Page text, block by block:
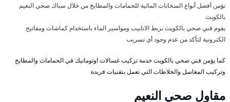
نؤمن أفضل أنواع السخانات المائية للحمامات والمطابخ من خلال سباك صحي النعيم
بالكويت
يقوم فني صحي بالكويت بربط الانابيب ومواسير الماء باستخدام كماشات ومفاتيح
الكترونية لتأكد من عدم وجود أي تسريب
كما يؤمن فني صحي بالكويت خدمة تركيب غسالات اوتوماتيك في الحمامات والمطابخ
وتركيب المغاسل والخلاطات التي تعمل بتقنيات فريدة
مقاول صحي النعيم